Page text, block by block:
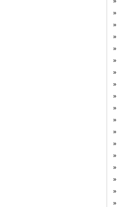
»
»
»
»
»
»
»
»
»
»
»
»
»
»
»
»
»